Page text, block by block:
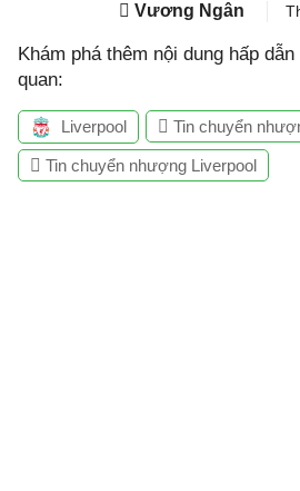
Vương Ngân
Khám phá thêm nội dung hấp
quan:
Liverpool Tin chuyển
Tin chuyển nhượng Liverpool